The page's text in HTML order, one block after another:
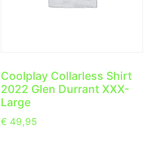
Coolplay Collarless Shirt
2022 Glen Durrant XXX-
Large
€ 49,95